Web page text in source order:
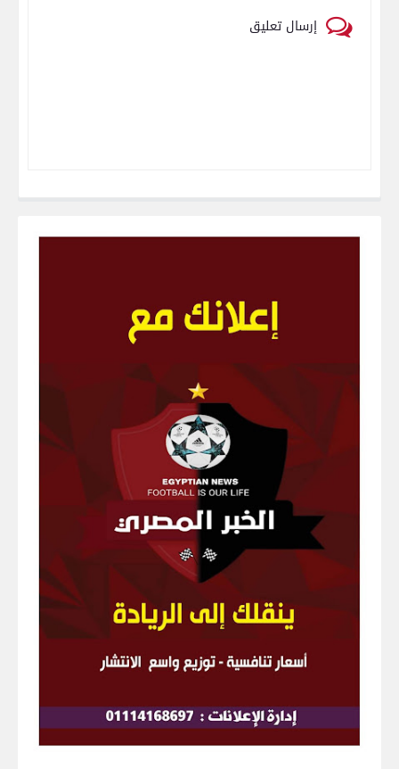
إرسال تعليق